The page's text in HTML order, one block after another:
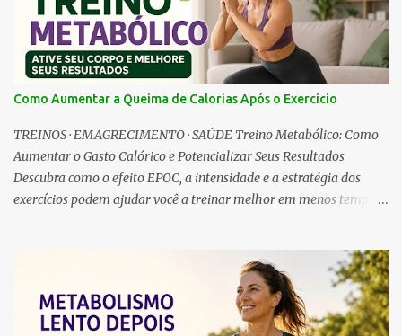
Como Aumentar a Queima de Calorias Após o Exercício
TREINOS · EMAGRECIMENTO · SAÚDE Treino Metabólico: Como
Aumentar o Gasto Calórico e Potencializar Seus Resultados
Descubra como o efeito EPOC, a intensidade e a estratégia dos
exercícios podem ajudar você a treinar melhor em menos tempo.
tempo”? A boa notícia é que cuidar do seu corpo não precisa
depender de horas livres. O treino metabólico é uma estratégia que
combina movimentos eficientes, intensidade ajustada e exercícios
que envolvem diferentes grupos musculares, ajudando a aumentar